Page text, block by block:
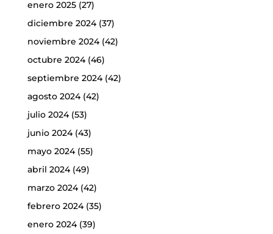
enero 2025(27)
diciembre 2024(37)
noviembre 2024(42)
octubre 2024(46)
septiembre 2024(42)
agosto 2024(42)
julio 2024(53)
junio 2024(43)
mayo 2024(55)
abril 2024(49)
marzo 2024(42)
febrero 2024(35)
enero 2024(39)